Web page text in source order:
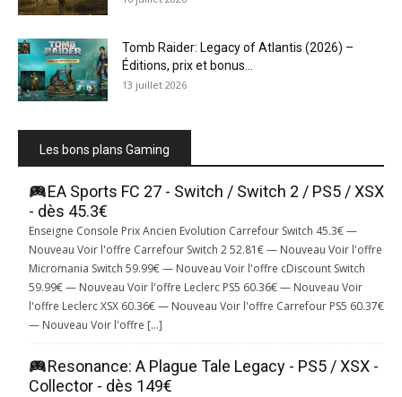
Tomb Raider: Legacy of Atlantis (2026) –
Éditions, prix et bonus...
13 juillet 2026
Les bons plans Gaming
EA Sports FC 27 - Switch / Switch 2 / PS5 / XSX
- dès 45.3€
Enseigne Console Prix Ancien Evolution Carrefour Switch 45.3€ —
Nouveau Voir l'offre Carrefour Switch 2 52.81€ — Nouveau Voir l'offre
Micromania Switch 59.99€ — Nouveau Voir l'offre cDiscount Switch
59.99€ — Nouveau Voir l'offre Leclerc PS5 60.36€ — Nouveau Voir
l'offre Leclerc XSX 60.36€ — Nouveau Voir l'offre Carrefour PS5 60.37€
— Nouveau Voir l'offre […]
Resonance: A Plague Tale Legacy - PS5 / XSX -
Collector - dès 149€